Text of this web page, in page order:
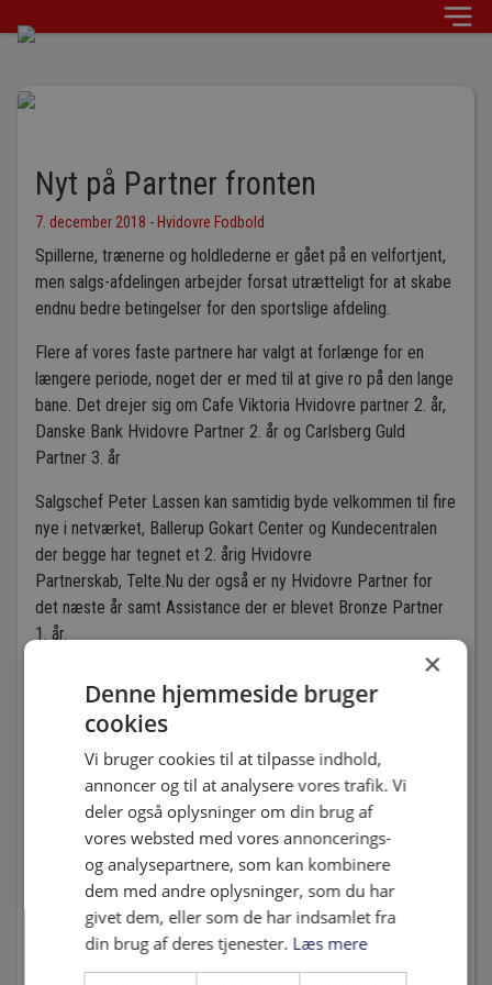
Nyt på Partner fronten
7. december 2018 - Hvidovre Fodbold
Spillerne, trænerne og holdlederne er gået på en velfortjent,
men salgs-afdelingen arbejder forsat utrætteligt for at skabe
endnu bedre betingelser for den sportslige afdeling.
Flere af vores faste partnere har valgt at forlænge for en
længere periode, noget der er med til at give ro på den lange
bane. Det drejer sig om Cafe Viktoria Hvidovre partner 2. år,
Danske Bank Hvidovre Partner 2. år og Carlsberg Guld
Partner 3. år
Salgschef Peter Lassen kan samtidig byde velkommen til fire
nye i netværket, Ballerup Gokart Center og Kundecentralen
der begge har tegnet et 2. årig Hvidovre
Partnerskab, Telte.Nu der også er ny Hvidovre Partner for
det næste år samt Assistance der er blevet Bronze Partner
1. år.
Tak for forlængelsen og velkommen til de nye.
Du har også muligheden for at deltage aktivt i
bestræbelserne på igen at placere Hvidovre Fodbold i
toppen af dansk fodbold.
Vi deltager meget gerne i et personligt møde, hvor vi kan
præsentere et spændende projekt og unikke muligheder for
et frugtbart samarbejde.
×
Denne hjemmeside bruger
cookies
Vi bruger cookies til at tilpasse indhold,
annoncer og til at analysere vores trafik. Vi
deler også oplysninger om din brug af
vores websted med vores annoncerings-
og analysepartnere, som kan kombinere
dem med andre oplysninger, som du har
givet dem, eller som de har indsamlet fra
din brug af deres tjenester. Læs mere